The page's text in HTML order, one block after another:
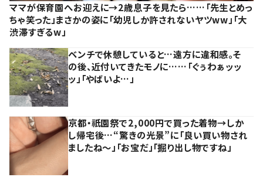
ママが保育園へお迎えに→2歳息子を見たら……「先生とめっ
ちゃ笑った」まさかの姿に「幼児しか許されないヤツww」「大
渋滞すぎるw」
ベンチで休憩していると…遠方に違和感。そ
の後、近付いてきたモノに……「ぐぅわぁッッ
ッ」「やばいよ…」
京都・祇園祭で2,000円で買った着物→しか
し帰宅後…“驚きの光景”に「良い買い物され
ましたね～」「お宝だ」「掘り出し物ですね」